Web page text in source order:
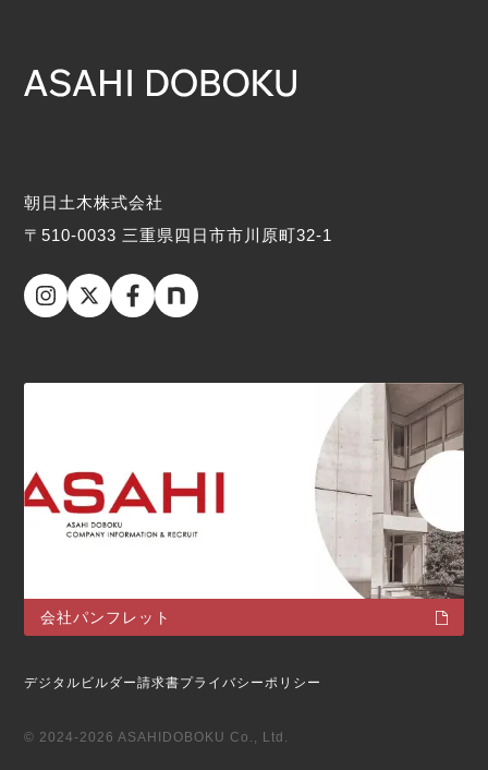
朝日土木株式会社
〒510-0033 三重県四日市市川原町32-1
会社パンフレット
© 2024-2026 ASAHIDOBOKU Co., Ltd.
デジタルビルダー請求書プライバシーポリシー